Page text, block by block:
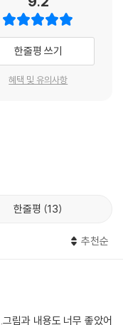
한줄평 쓰기
혜택 및 유의사항
한줄평 13
추천순
림과 내용도 너무 좋았어